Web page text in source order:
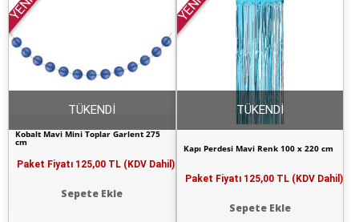
YENİ
Kobalt Mavi Mini Toplar Garlent 275
cm
Paket Fiyatı 125,00 TL (KDV Dahil)
Sepete Ekle
TÜKENDİ
YENİ
Kapı Perdesi Mavi Renk 100 x 220 cm
Paket Fiyatı 125,00 TL (KDV Dahil)
Sepete Ekle
TÜKENDİ